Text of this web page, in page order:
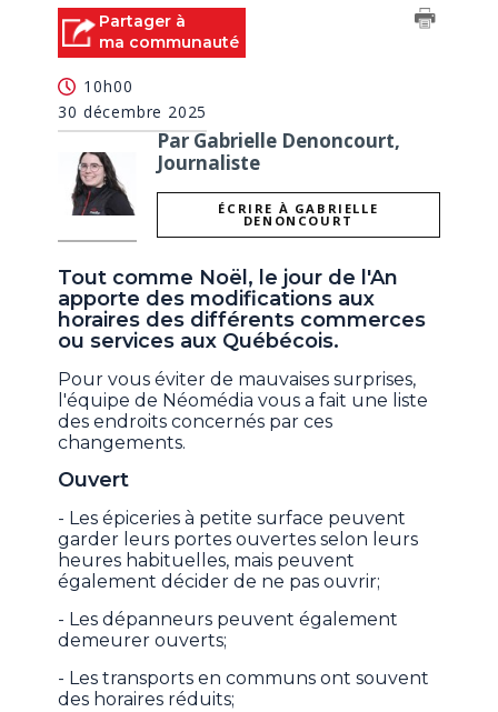
Partager à
ma communauté
10h00
30 décembre 2025
Par Gabrielle Denoncourt,
Journaliste
ÉCRIRE À GABRIELLE
DENONCOURT
Tout comme Noël, le jour de l'An
apporte des modifications aux
horaires des différents commerces
ou services aux Québécois.
Pour vous éviter de mauvaises surprises,
l'équipe de Néomédia vous a fait une liste
des endroits concernés par ces
changements.
Ouvert
- Les épiceries à petite surface peuvent
garder leurs portes ouvertes selon leurs
heures habituelles, mais peuvent
également décider de ne pas ouvrir;
- Les dépanneurs peuvent également
demeurer ouverts;
- Les transports en communs ont souvent
des horaires réduits;